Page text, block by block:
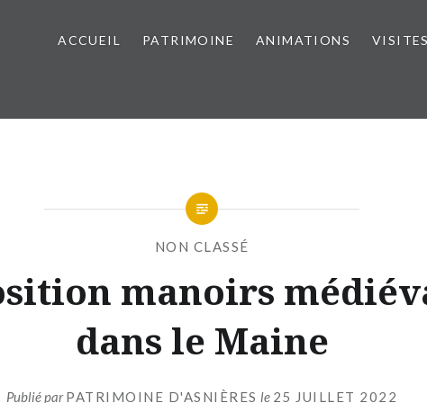
ACCUEIL PATRIMOINE ANIMATIONS
NON CLASSÉ
manoirs
dans le Maine
Publié parPATRIMOINE D'ASNIÈRES le 25 JUILLET 2022